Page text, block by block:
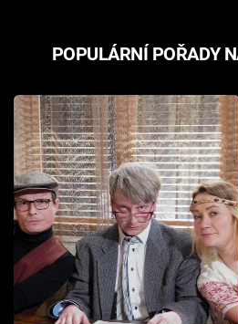
POPULÁRNÍ POŘADY